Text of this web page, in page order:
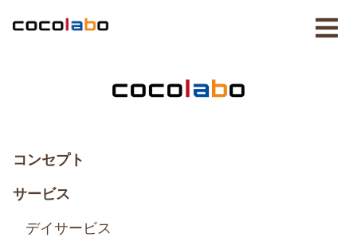
コンセプト
サービス
デイサービス